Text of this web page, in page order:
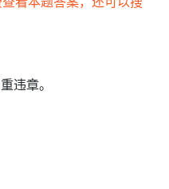
违章。